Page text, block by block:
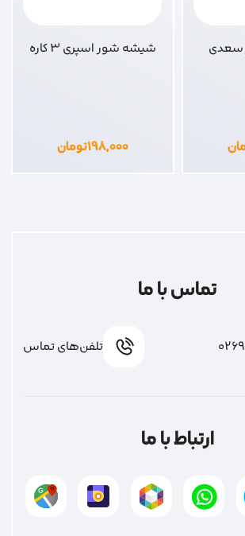
سعدی شیشه شور اسپری 3 کاره
۱۹۸,۰۰۰تومان
تماس با ما
تلفن‌های تماس
ارتباط با ما